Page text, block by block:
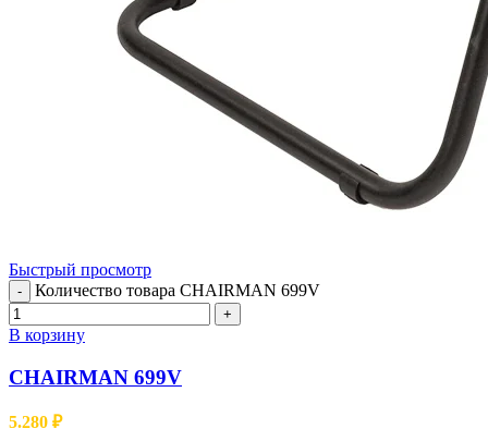
Быстрый просмотр
- Количество товара CHAIRMAN 699V
+
В корзину
CHAIRMAN 699V
5.280 ₽